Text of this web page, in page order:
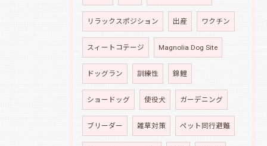
リラックスポジション 出産 ワクチン
スィートコテージ Magnolia Dog Site
ドッグラン 訓練性 錦鯉
ショードッグ 使役犬 ガーデニング
ブリーダー 雑草対策 ペット同行避難